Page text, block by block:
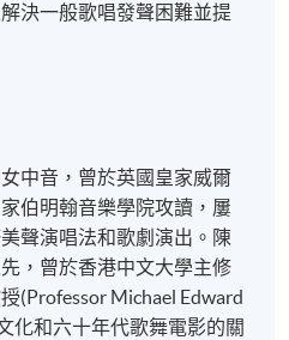
決一般歌唱發聲困難並提
中音，曾於英國皇家威爾
伯明翰音樂學院攻讀，屢
聲演唱法和歌劇演出。陳
，曾於香港中文大學主修
(Professor Michael Edward
化和六十年代歌舞電影的關